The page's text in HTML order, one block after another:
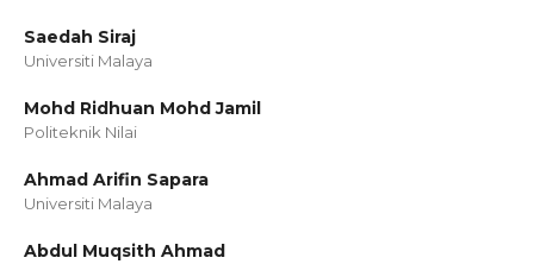
Saedah Siraj
Universiti Malaya
Mohd Ridhuan Mohd Jamil
Politeknik Nilai
Ahmad Arifin Sapara
Universiti Malaya
Abdul Muqsith Ahmad